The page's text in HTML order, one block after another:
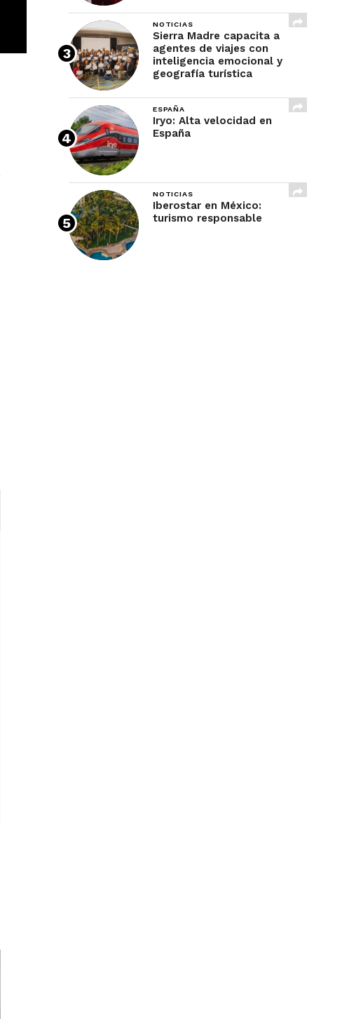
NOTICIAS
Sierra Madre capacita a
agentes de viajes con
inteligencia emocional y
geografía turística
ESPAÑA
Iryo: Alta velocidad en
España
NOTICIAS
Iberostar en México:
turismo responsable